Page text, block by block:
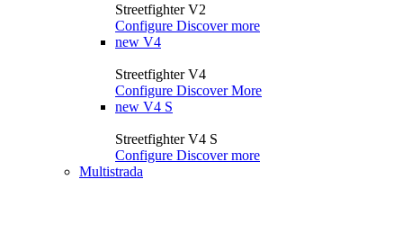
Streetfighter V2
Configure Discover more
new V4
Streetfighter V4
Configure Discover More
new V4 S
Streetfighter V4 S
Configure Discover more
Multistrada